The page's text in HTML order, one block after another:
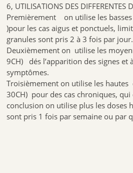
6, UTILISATIONS DES DIFFERENTES
Premièrement on utilise les
)pour les cas aigus et ponctuels,
granules sont pris 2 à 3 fois par jour.
Deuxièmement on utilise les
9CH) dés l’apparition des signes et
symptômes.
Troisièmement on utilise les hautes
30CH) pour des cas chroniques,
conclusion on utilise plus les doses
sont pris 1 fois par semaine ou par